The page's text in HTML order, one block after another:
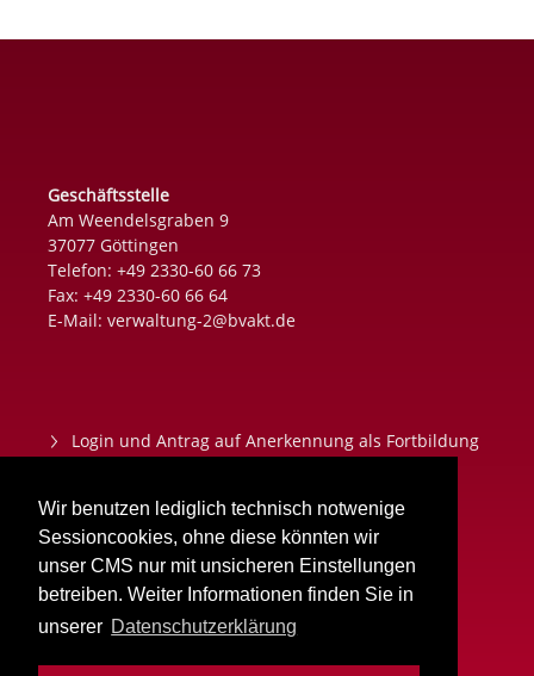
Wir benutzen lediglich technisch notwenige
Sessioncookies, ohne diese könnten wir
unser CMS nur mit unsicheren Einstellungen
betreiben. Weiter Informationen finden Sie in
unserer Datenschutzerklärung
Geschäftsstelle
Am Weendelsgraben 9
37077 Göttingen
Telefon: +49 2330-60 66 73
Fax: +49 2330-60 66 64
E-Mail: verwaltung-2@bvakt.de
Login und Antrag auf Anerkennung als Fortbildung
Impressum
Aktuelles